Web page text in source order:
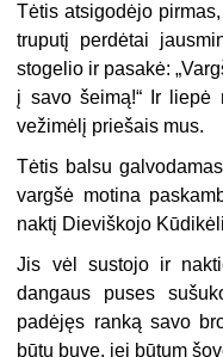
Tėtis atsigodėjo
truputį perdėtai
stogelio ir pasakė:
į savo šeimą!“ Ir liepė
vežimėlį priešais mus.
Tėtis balsu
vargšė motina
naktį Dieviškojo
Jis vėl sustojo ir
dangaus puses
padėjęs ranką savo
būtų buvę, jei būtum